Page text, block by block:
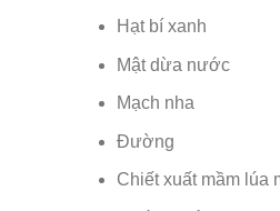
Hạt bí xanh
Mật dừa nước
Mạch nha
Đường
Chiết xuất mầm lúa